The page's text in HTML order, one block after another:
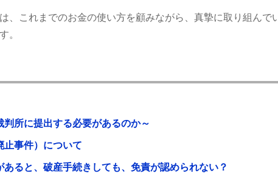
、これまでのお金の使い方を顧みながら、真摯に取り組んで
。
判所に提出する必要があるのか～
止事件）について
あると、破産手続きしても、免責が認められない？
認し「成
い」と判
賠償金も
上乗せし
に感謝し
うか敷居が高いと言うか…ためらい
こちらの申先生のお陰で慰謝料も個
来る様になり今はまだ療養中ですが
のであれば迷わず初めから弁護士の
先生にお願いした方が良いですよ。
す